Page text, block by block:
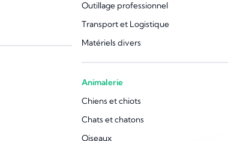
Outillage professionnel
Transport et Logistique
Matériels divers
Animalerie
Chiens et chiots
Chats et chatons
Oiseaux